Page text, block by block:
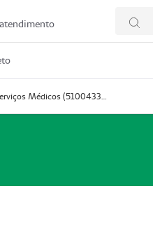
Prestador Oncoped Serviços Médicos (51004335-0)